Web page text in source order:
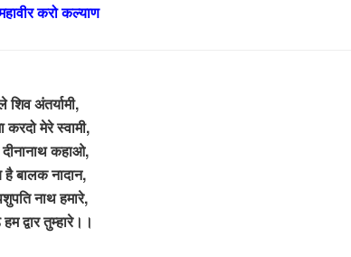
करो कल्याण
शिव अंतर्यामी,
करदो मेरे स्वामी,
कहाओ,
बालक नादान,
नाथ हमारे,
द्वार तुम्हारे।।